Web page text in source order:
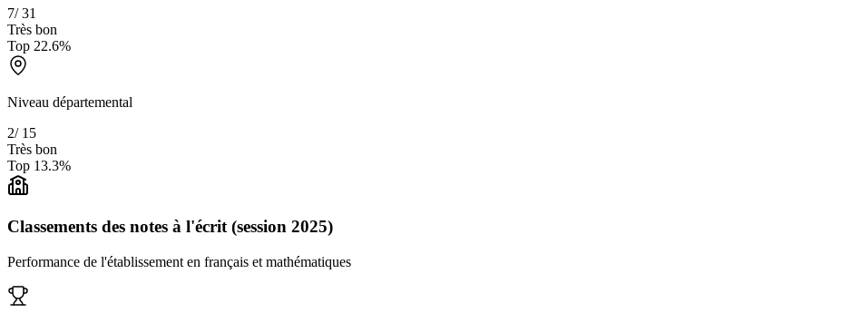
7/31
Très bon
Top 22.6%
Niveau départemental
2/ 15
Très bon
Top 13.3%
Classements des notes à l'écrit (session 2025)
Performance de l'établissement en français et mathématiques